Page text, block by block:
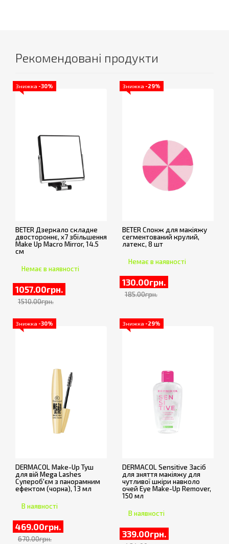
Рекомендовані продукти
Знижка -30%
BETER Дзеркало складне
двостороннє, х7 збільшення
Make Up Macro Mirror, 14.5
см
Немає в наявності
1057.00грн.
1510.00грн.
Знижка -29%
BETER Спонж для макіяжу
сегментований крулий,
латекс, 8 шт
Немає в наявності
130.00грн.
185.00грн.
Знижка -30%
DERMACOL Make-Up Туш
для вій Mega Lashes
Cупероб'єм з панорамним
ефектом (чорна), 13 мл
В наявності
469.00грн.
670.00грн.
Знижка -29%
DERMACOL Sensitive Засіб
для зняття макіяжу для
чутливої шкіри навколо
очей Eye Make-Up Remover,
150 мл
В наявності
339.00грн.